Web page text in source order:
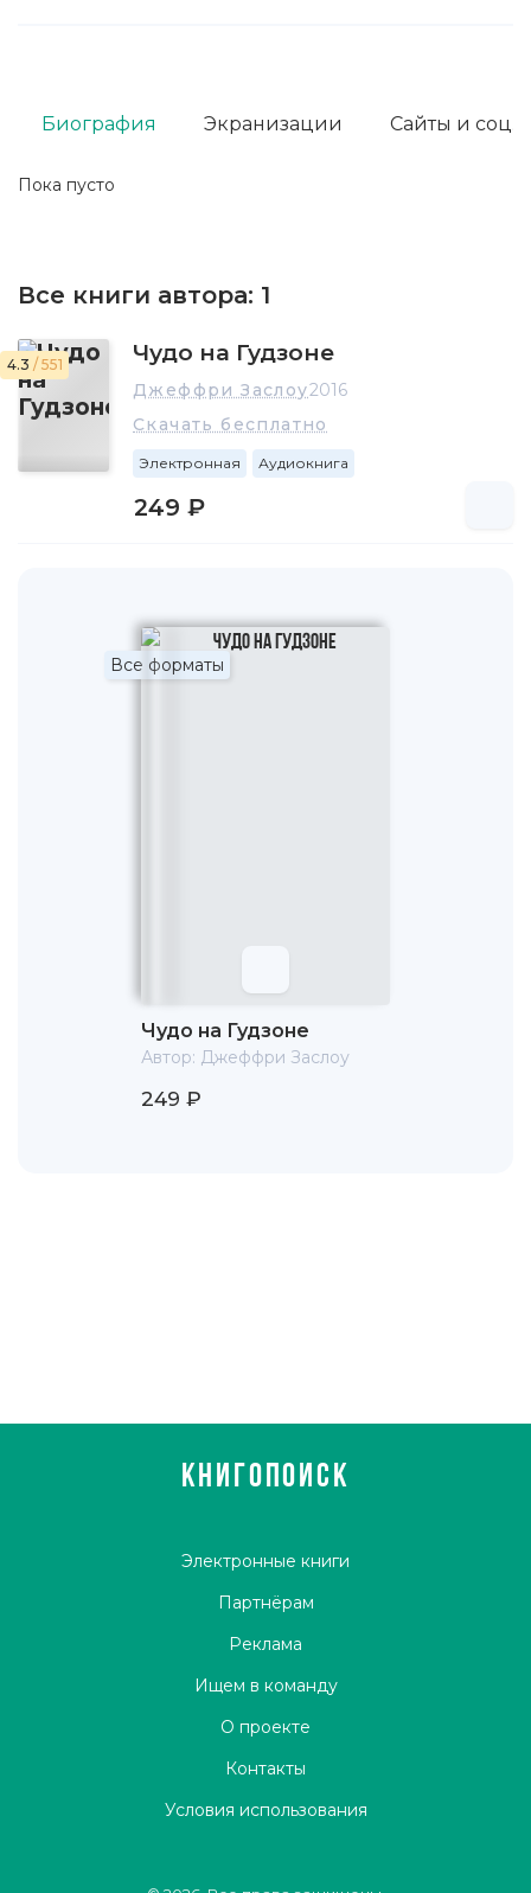
Пока пусто
Биография Экранизации Сайты и соц.
Все книги автора: 1
4.3 / 551 Чудо на Гудзоне
Джеффри Заслоу2016
Скачать бесплатно
Электронная Аудиокнига
249 ₽
Все форматы
Чудо на Гудзоне
Автор: Джеффри Заслоу
249 ₽
КНИГОПОИСК
Электронные книги
Партнёрам
Реклама
Ищем в команду
О проекте
Контакты
Условия использования